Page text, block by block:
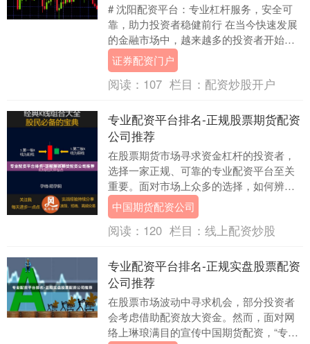
# 沈阳配资平台：专业杠杆服务，安全可
靠，助力投资者稳健前行 在当今快速发展
的金融市场中，越来越多的投资者开始关
注杠杆交易，希望通过合理的资金配置放
大收益。而选....
证券配资门户
阅读： 107 栏目： 配资炒股开户
专业配资平台排名-正规股票期货配资
公司推荐
在股票期货市场寻求资金杠杆的投资者，
选择一家正规、可靠的专业配资平台至关
重要。面对市场上众多的选择，如何辨别
优劣，找到真正安全合规的服务商？本文
旨在提供一份客观....
中国期货配资公司
阅读： 120 栏目： 线上配资炒股
专业配资平台排名-正规实盘股票配资
公司推荐
在股票市场波动中寻求机会，部分投资者
会考虑借助配资放大资金。然而，面对网
络上琳琅满目的宣传中国期货配资，“专业